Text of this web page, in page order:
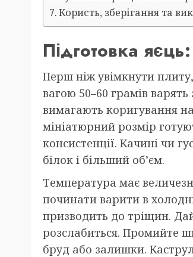
Користь, зберігання та
Підготовка
Перш ніж увімкнути
вагою 50–60 грамів
вимагають коригування
мініатюрний розмір
консистенції. Качині чи
білок і більший об’єм.
Температура має
починати варити в
призводить до тріщин.
розслабиться. Промийте
бруд або залишки.